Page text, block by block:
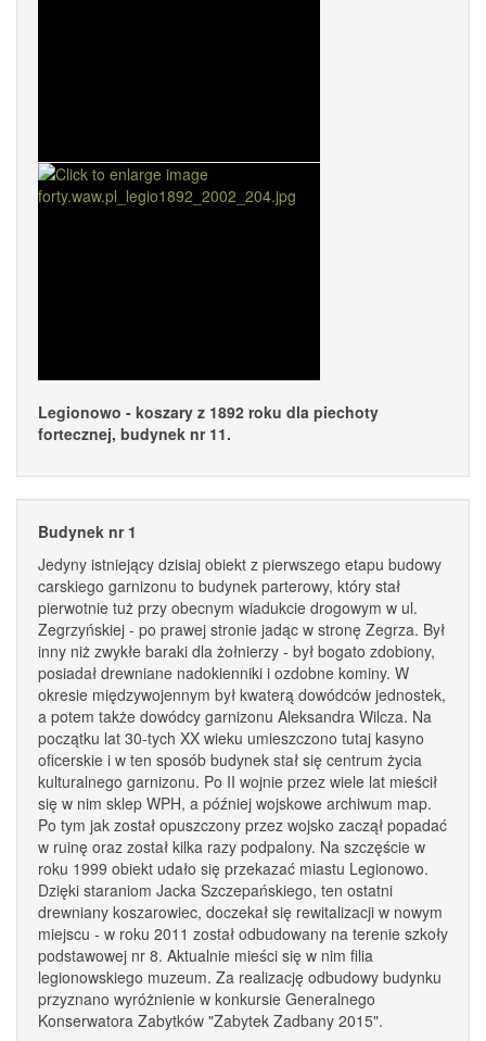
Legionowo - koszary z 1892 roku dla piechoty
fortecznej, budynek nr 11.
Budynek nr 1
Jedyny istniejący dzisiaj obiekt z pierwszego etapu budowy
carskiego garnizonu to budynek parterowy, który stał
pierwotnie tuż przy obecnym wiadukcie drogowym w ul.
Zegrzyńskiej - po prawej stronie jadąc w stronę Zegrza. Był
inny niż zwykłe baraki dla żołnierzy - był bogato zdobiony,
posiadał drewniane nadokienniki i ozdobne kominy. W
okresie międzywojennym był kwaterą dowódców jednostek,
a potem także dowódcy garnizonu Aleksandra Wilcza. Na
początku lat 30-tych XX wieku umieszczono tutaj kasyno
oficerskie i w ten sposób budynek stał się centrum życia
kulturalnego garnizonu. Po II wojnie przez wiele lat mieścił
się w nim sklep WPH, a później wojskowe archiwum map.
Po tym jak został opuszczony przez wojsko zaczął popadać
w ruinę oraz został kilka razy podpalony. Na szczęście w
roku 1999 obiekt udało się przekazać miastu Legionowo.
Dzięki staraniom Jacka Szczepańskiego, ten ostatni
drewniany koszarowiec, doczekał się rewitalizacji w nowym
miejscu - w roku 2011 został odbudowany na terenie szkoły
podstawowej nr 8. Aktualnie mieści się w nim filia
legionowskiego muzeum. Za realizację odbudowy budynku
przyznano wyróżnienie w konkursie Generalnego
Konserwatora Zabytków "Zabytek Zadbany 2015".